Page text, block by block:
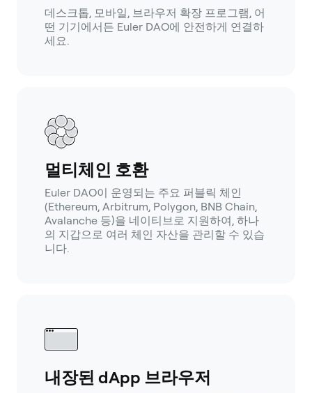
데스크톱, 모바일, 브라우저 확장 프로그램, 어
떤 기기에서든 Euler DAO에 안전하게 연결하
세요.
멀티체인 호환
Euler DAO이 운영되는 주요 퍼블릭 체인
(Ethereum, Arbitrum, Polygon, BNB Chain,
Avalanche 등)을 네이티브로 지원하여, 하나
의 지갑으로 여러 체인 자산을 관리할 수 있습
니다.
내장된 dApp 브라우저